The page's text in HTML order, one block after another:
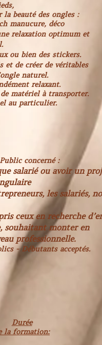
beauté des ongles :
manucure, déco
relaxation optimum et
ou bien des stickers.
et de créer de véritables
naturel.
relaxant.
matériel à transporter.
au particulier.
Public concerné :
salarié ou avoir un
les salariés,
ceux en recherche
souhaitant monter en
professionnelle.
- Débutants acceptés.
Durée
la formation: